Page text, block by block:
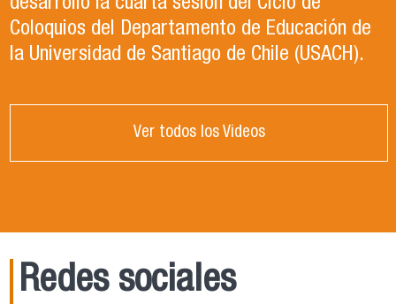
desarrolló la cuarta sesión del Ciclo de
Coloquios del Departamento de Educación de
la Universidad de Santiago de Chile (USACH).
Ver todos los Videos
Redes sociales